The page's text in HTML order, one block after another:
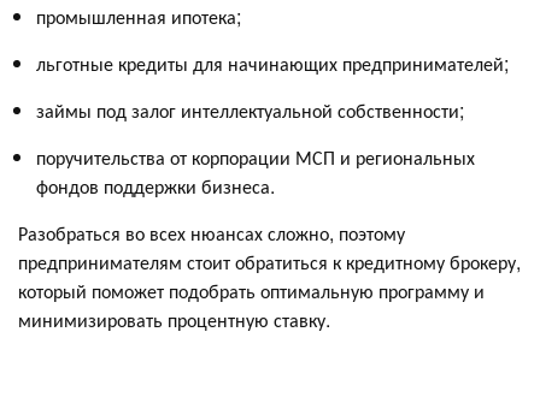
промышленная ипотека;
льготные кредиты для начинающих предпринимателей;
займы под залог интеллектуальной собственности;
поручительства от корпорации МСП и региональных
фондов поддержки бизнеса.
Разобраться во всех нюансах сложно, поэтому
предпринимателям стоит обратиться к кредитному брокеру,
который поможет подобрать оптимальную программу и
минимизировать процентную ставку.